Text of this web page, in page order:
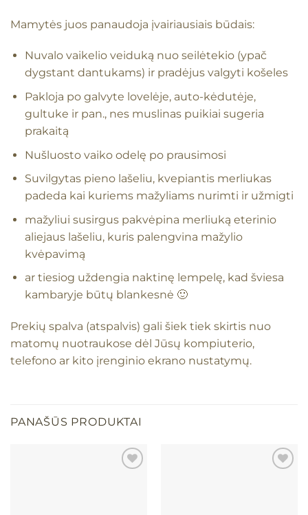
Mamytės juos panaudoja įvairiausiais būdais:
Nuvalo vaikelio veiduką nuo seilėtekio (ypač
dygstant dantukams) ir pradėjus valgyti košeles
Pakloja po galvyte lovelėje, auto-kėdutėje,
gultuke ir pan., nes muslinas puikiai sugeria
prakaitą
Nušluosto vaiko odelę po prausimosi
Suvilgytas pieno lašeliu, kvepiantis merliukas
padeda kai kuriems mažyliams nurimti ir užmigti
mažyliui susirgus pakvėpina merliuką eterinio
aliejaus lašeliu, kuris palengvina mažylio
kvėpavimą
ar tiesiog uždengia naktinę lempelę, kad šviesa
kambaryje būtų blankesnė 🙂
Prekių spalva (atspalvis) gali šiek tiek skirtis nuo
matomų nuotraukose dėl Jūsų kompiuterio,
telefono ar kito įrenginio ekrano nustatymų.
PANAŠŪS PRODUKTAI